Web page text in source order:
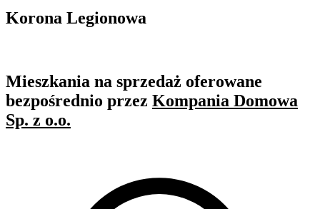
Korona Legionowa
Mieszkania na sprzedaż oferowane
bezpośrednio przez Kompania Domowa
Sp. z o.o.